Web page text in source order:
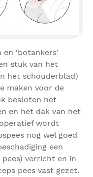
‘botankers'
stuk van het
het schouderblad)
maken voor de
besloten het
en het dak van het
wordt
nog wel goed
een
verricht en in
pees vast gezet.